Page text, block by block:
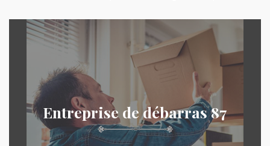
Entreprise de débarras 87